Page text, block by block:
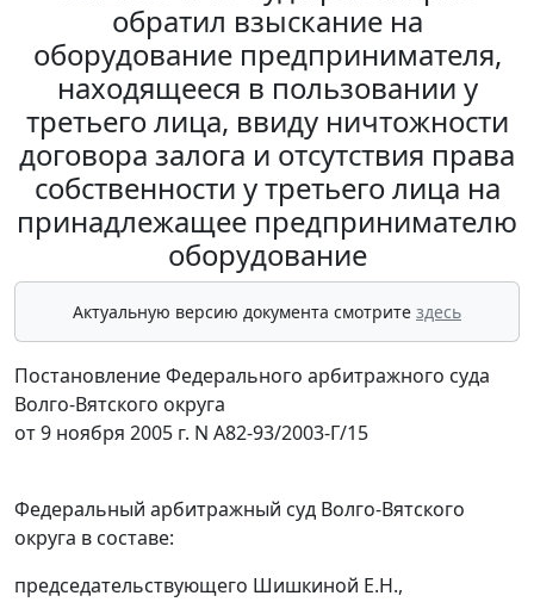
обратил взыскание на
оборудование предпринимателя,
находящееся в пользовании у
третьего лица, ввиду ничтожности
договора залога и отсутствия права
собственности у третьего лица на
принадлежащее предпринимателю
оборудование
Актуальную версию документа смотрите здесь
Постановление Федерального арбитражного суда
Волго-Вятского округа
от 9 ноября 2005 г. N А82-93/2003-Г/15
Федеральный арбитражный суд Волго-Вятского
округа в составе:
председательствующего Шишкиной Е.Н.,